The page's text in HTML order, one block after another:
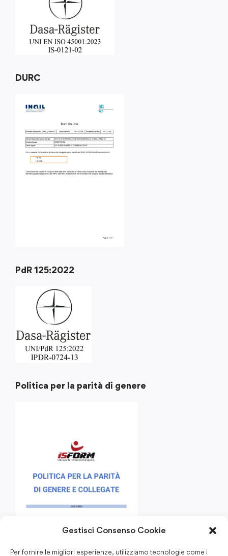
Gestisci Consenso Cookie
Per fornire le migliori esperienze, utilizziamo tecnologie come i
DURC
PdR 125:2022
Politica per la parità di genere